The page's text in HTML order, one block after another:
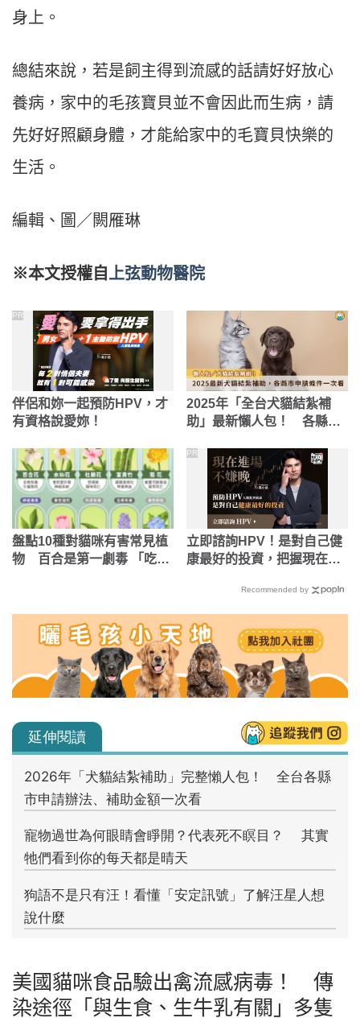
身上。
總結來說，若是飼主得到流感的話請好好放心
養病，家中的毛孩寶貝並不會因此而生病，請
先好好照顧身體，才能給家中的毛寶貝快樂的
生活。
編輯、圖／闕雁琳
※本文授權自上弦動物醫院
伴侶和妳一起預防HPV，才
有資格說愛妳！
PR
2025年「全台犬貓結紮補
助」最新懶人包！ 各縣市
盤點10種對貓咪有害常見植
物 百合是第一劇毒 「吃到
立即諮詢HPV！是對自己健
康最好的投資，把握現在不
PR
Recommended by
美國貓咪食品驗出禽流感病毒！ 傳
染途徑「與生食、生牛乳有關」多隻